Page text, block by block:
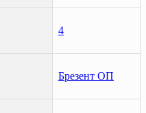
4
Брезент ОП